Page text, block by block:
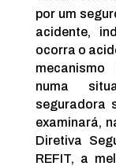
por um
acidente,
ocorra o
mecanismo
numa
seguradora
examinará,
Diretiva
REFIT, a